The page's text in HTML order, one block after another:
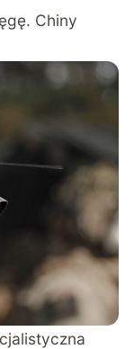
Chiny